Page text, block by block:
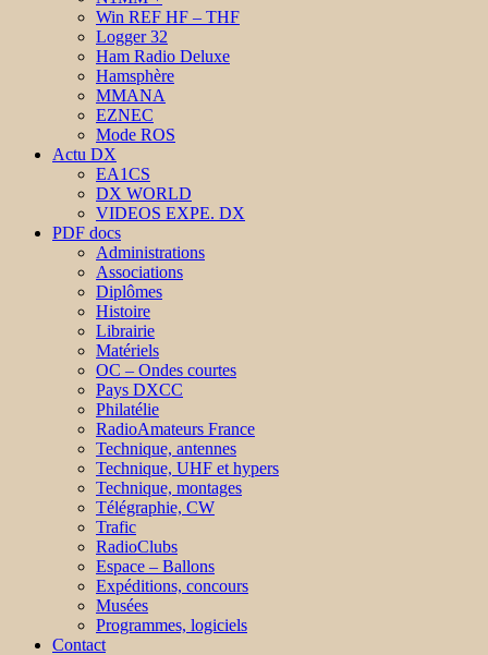
Win REF HF – THF
Logger 32
Ham Radio Deluxe
Hamsphère
MMANA
EZNEC
Mode ROS
Actu DX
EA1CS
DX WORLD
VIDEOS EXPE. DX
PDF docs
Administrations
Associations
Diplômes
Histoire
Librairie
Matériels
OC – Ondes courtes
Pays DXCC
Philatélie
RadioAmateurs France
Technique, antennes
Technique, UHF et hypers
Technique, montages
Télégraphie, CW
Trafic
RadioClubs
Espace – Ballons
Expéditions, concours
Musées
Programmes, logiciels
Contact